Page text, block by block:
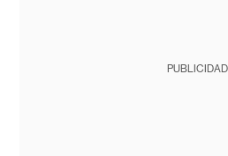
PUBLICIDAD